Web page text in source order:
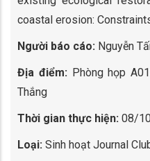
coastal erosion:
Người báo cáo: Nguyễn
Địa điểm: Phòng họp
Thắng
Thời gian thực hiện: 08/
Loại: Sinh hoạt Journal